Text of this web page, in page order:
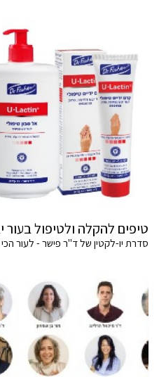
טיפים להקלה ולטיפול
סדרת יו-לקטין של ד"ר פישר - לעור